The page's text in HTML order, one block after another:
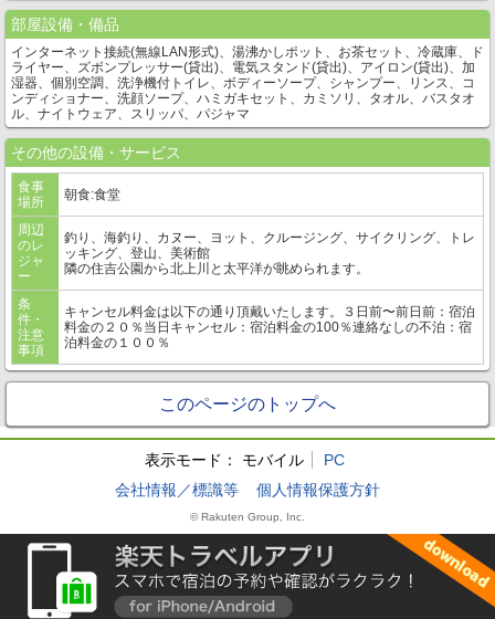
部屋設備・備品
インターネット接続(無線LAN形式)、湯沸かしポット、お茶セット、冷蔵庫、ド
ライヤー、ズボンプレッサー(貸出)、電気スタンド(貸出)、アイロン(貸出)、加
湿器、個別空調、洗浄機付トイレ、ボディーソープ、シャンプー、リンス、コ
ンディショナー、洗顔ソープ、ハミガキセット、カミソリ、タオル、バスタオ
ル、ナイトウェア、スリッパ、パジャマ
その他の設備・サービス
食事
場所
朝食:食堂
周辺
のレ
ジャ
ー
釣り、海釣り、カヌー、ヨット、クルージング、サイクリング、トレ
ッキング、登山、美術館
隣の住吉公園から北上川と太平洋が眺められます。
条
件・
注意
事項
キャンセル料金は以下の通り頂戴いたします。３日前〜前日前：宿泊
料金の２０％当日キャンセル：宿泊料金の100％連絡なしの不泊：宿
泊料金の１００％
このページのトップへ
表示モード： モバイル
PC
会社情報／標識等
個人情報保護方針
© Rakuten Group, Inc.